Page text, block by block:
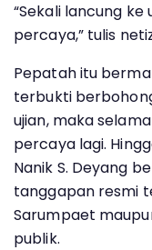
“Sekali lancung
percaya,” tulis
Pepatah itu
terbukti
ujian, maka
percaya lagi.
Nanik S. Deyang
tanggapan resmi
Sarumpaet
publik.